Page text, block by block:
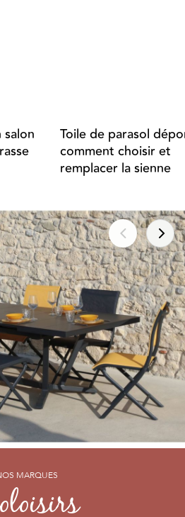
Toile de parasol
comment choisir et
remplacer la sienne
MARQUES
MARQUES
by PROLOISIRS
MARQUES
by PROLOISIRS